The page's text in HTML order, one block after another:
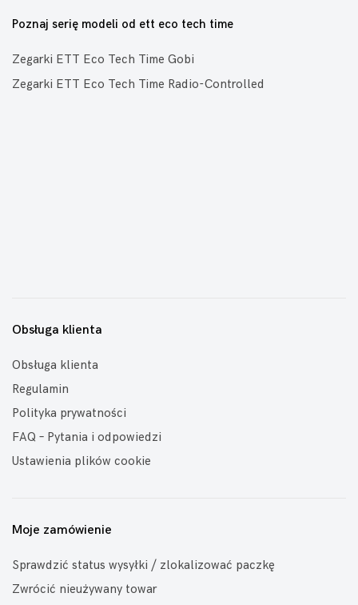
Poznaj serię modeli od ett eco tech time
Zegarki ETT Eco Tech Time Gobi
Zegarki ETT Eco Tech Time Radio-Controlled
Obsługa klienta
Obsługa klienta
Regulamin
Polityka prywatności
FAQ – Pytania i odpowiedzi
Ustawienia plików cookie
Moje zamówienie
Sprawdzić status wysyłki / zlokalizować paczkę
Zwrócić nieużywany towar